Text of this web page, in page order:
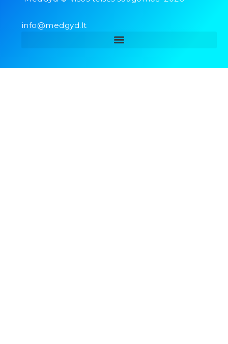
info@medgyd.lt